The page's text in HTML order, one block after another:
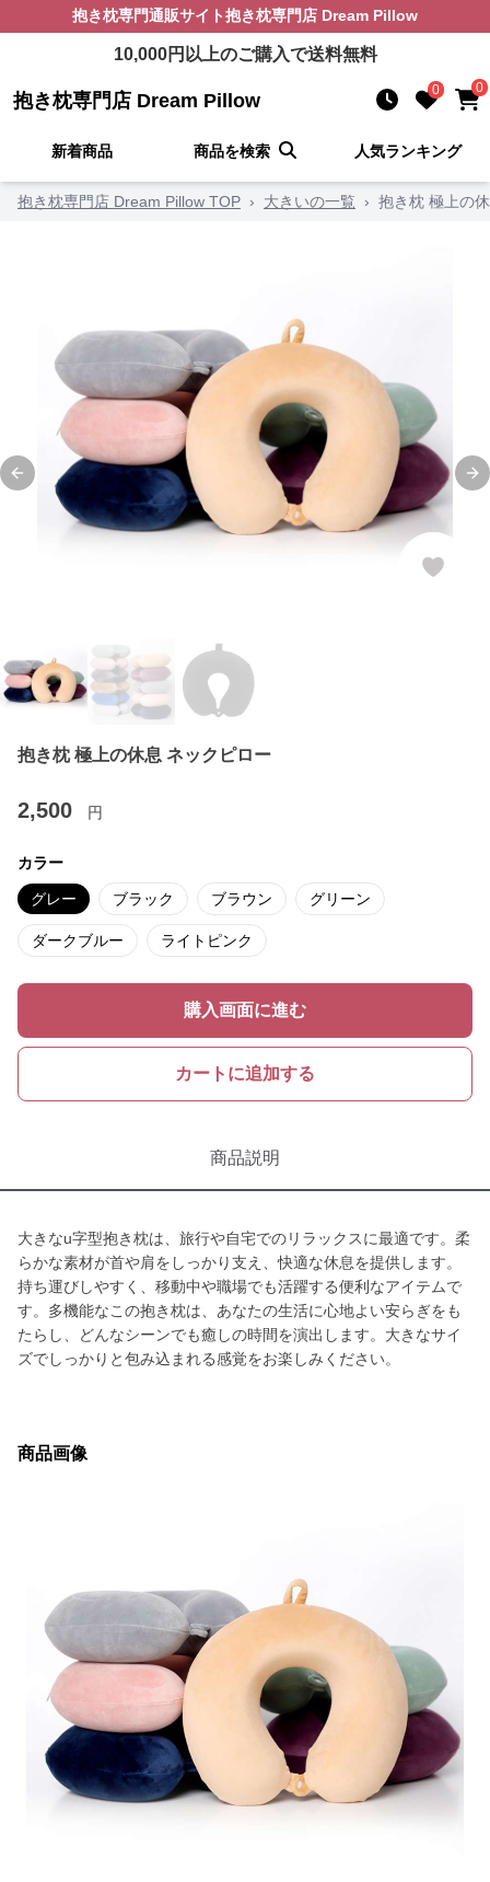
抱き枕専門通販サイト抱き枕専門店 Dream Pillow
10,000円以上のご購入で送料無料
抱き枕専門店 Dream Pillow 0 0
新着商品 商品を検索 人気ランキング
抱き枕専門店 Dream Pillow TOP › 大きいの一覧 › 抱き枕 極上の
Previous slide
抱き枕 極上の休息 ネックピロー
2,500 円
カラー
グレー ブラック ブラウン グリーン
ダークブルー ライトピンク
購入画面に進む
カートに追加する
商品説明
大きなu字型抱き枕は、旅行や自宅でのリラックスに最適です。柔
らかな素材が首や肩をしっかり支え、快適な休息を提供します。
持ち運びしやすく、移動中や職場でも活躍する便利なアイテムで
す。多機能なこの抱き枕は、あなたの生活に心地よい安らぎをも
たらし、どんなシーンでも癒しの時間を演出します。大きなサイ
ズでしっかりと包み込まれる感覚をお楽しみください。
商品画像